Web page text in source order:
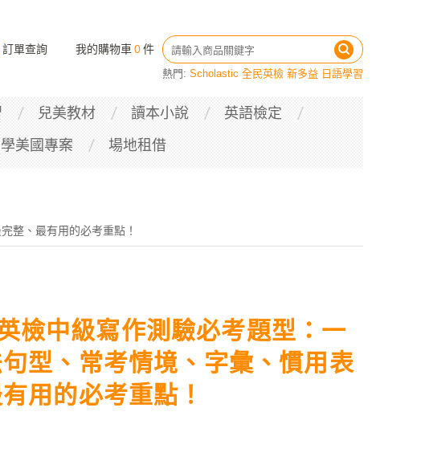
訂單查詢 我的購物車 0件
熱門: Scholastic 全民英檢 新多益 日語學習
兒美教材 讀本小說
英語檢定
美國專案 場地租借
整、最有用的必考重點！
檢中級寫作測驗必考題型：一
型、常考情境、字彙、慣用表
用的必考重點！